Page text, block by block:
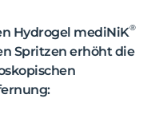
Hydrogel mediNiK®
Spritzen erhöht die